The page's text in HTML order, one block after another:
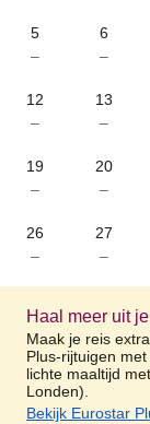
5
–
6
–
12
–
13
–
19
–
20
–
26
–
27
–
Haal meer uit
Maak je reis
Plus-rijtuigen
lichte maaltijd
Londen).
Bekijk Eurostar